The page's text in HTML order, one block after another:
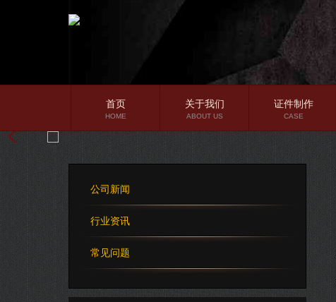
首页
HOME
关于我们
ABOUT US
证件制作
CASE
公司新闻
行业资讯
常见问题